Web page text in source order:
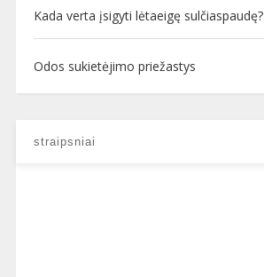
Kada verta įsigyti lėtaeigę sulčiaspaudę?
Odos sukietėjimo priežastys
straipsniai